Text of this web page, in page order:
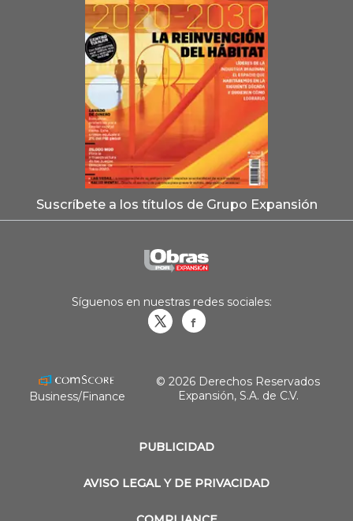
Suscríbete a los títulos de Grupo Expansión
PUBLICIDAD
AVISO LEGAL Y DE PRIVACIDAD
Síguenos en nuestras redes sociales:
Business/Finance
© 2026 Derechos Reservados
Expansión, S.A. de C.V.